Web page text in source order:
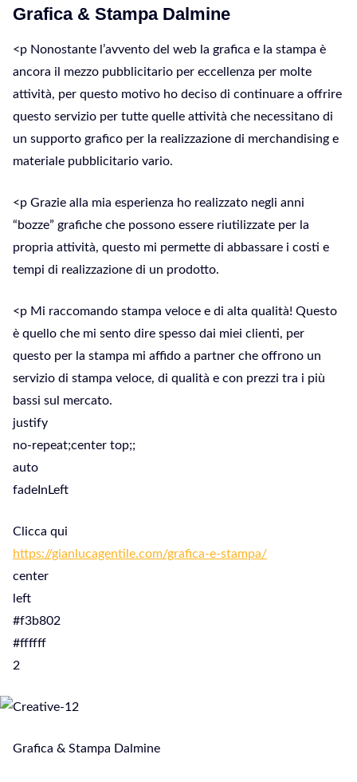
Grafica & Stampa Dalmine
<p Nonostante l’avvento del web la grafica e la stampa è
ancora il mezzo pubblicitario per eccellenza per molte
attività, per questo motivo ho deciso di continuare a offrire
questo servizio per tutte quelle attività che necessitano di
un supporto grafico per la realizzazione di merchandising e
materiale pubblicitario vario.
<p Grazie alla mia esperienza ho realizzato negli anni
“bozze” grafiche che possono essere riutilizzate per la
propria attività, questo mi permette di abbassare i costi e
tempi di realizzazione di un prodotto.
<p Mi raccomando stampa veloce e di alta qualità! Questo
è quello che mi sento dire spesso dai miei clienti, per
questo per la stampa mi affido a partner che offrono un
servizio di stampa veloce, di qualità e con prezzi tra i più
bassi sul mercato.
justify
no-repeat;center top;;
auto
fadeInLeft
Clicca qui
https://gianlucagentile.com/grafica-e-stampa/
center
left
#f3b802
#ffffff
2
Grafica & Stampa Dalmine